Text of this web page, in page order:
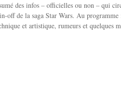
des infos – officielles ou non – qui
off de la saga Star Wars. Au programme
et artistique, rumeurs et quelques